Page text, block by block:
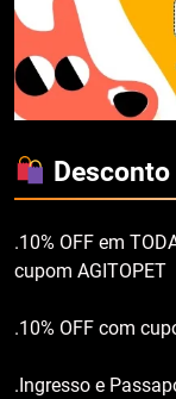
.10% OFF em
cupom AGITOPET
.10% OFF com
.Ingresso e